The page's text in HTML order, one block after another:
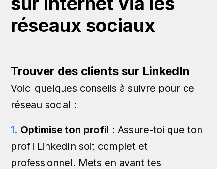
réseaux sociaux
Trouver des clients sur LinkedIn
Voici quelques conseils à suivre pour ce
réseau social :
Optimise ton profil : Assure-toi que ton
profil LinkedIn soit complet et
professionnel. Mets en avant tes